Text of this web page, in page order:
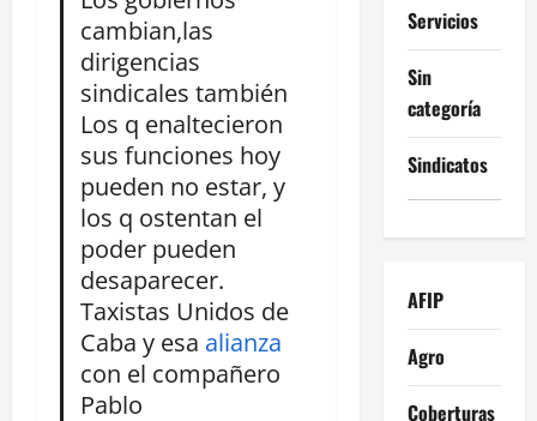
cambian,las
dirigencias
sindicales también
Los q enaltecieron
sus funciones hoy
pueden no estar, y
los q ostentan el
poder pueden
desaparecer.
Taxistas Unidos de
Caba y esa alianza
con el compañero
Pablo
Servicios
Sin
categoría
Sindicatos
AFIP
Agro
Coberturas